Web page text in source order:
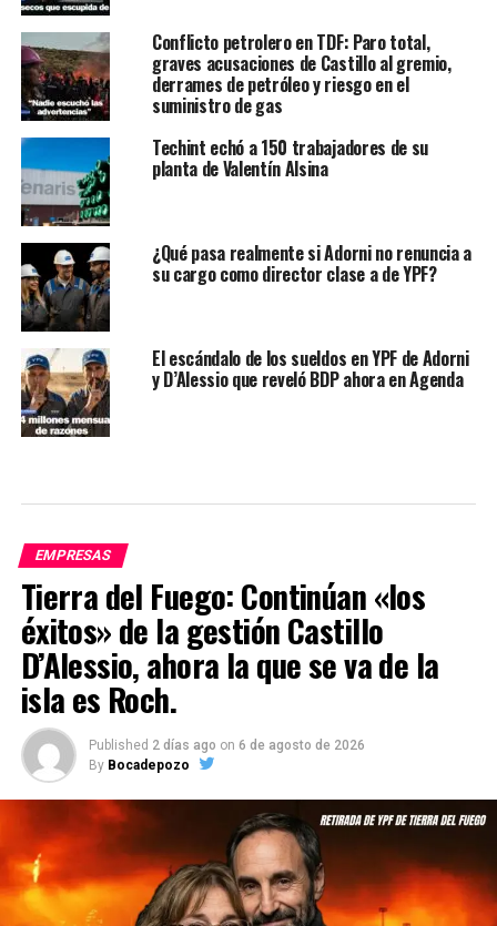
Conflicto petrolero en TDF: Paro total,
graves acusaciones de Castillo al gremio,
derrames de petróleo y riesgo en el
suministro de gas
Techint echó a 150 trabajadores de su
planta de Valentín Alsina
¿Qué pasa realmente si Adorni no renuncia a
su cargo como director clase a de YPF?
El escándalo de los sueldos en YPF de Adorni
y D’Alessio que reveló BDP ahora en Agenda
EMPRESAS
Tierra del Fuego: Continúan «los
éxitos» de la gestión Castillo
D’Alessio, ahora la que se va de la
isla es Roch.
Published 2 días ago on 6 de agosto de 2026
By Bocadepozo